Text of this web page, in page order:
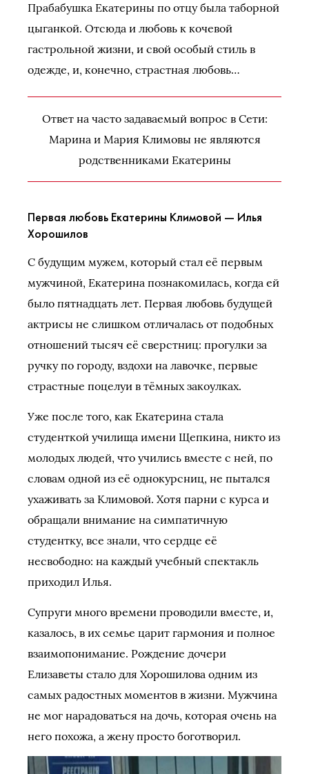
Прабабушка Екатерины по отцу была таборной
цыганкой. Отсюда и любовь к кочевой
гастрольной жизни, и свой особый стиль в
одежде, и, конечно, страстная любовь…
Ответ на часто задаваемый вопрос в Сети:
Марина и Мария Климовы не являются
родственниками Екатерины
Первая любовь Екатерины Климовой — Илья
Хорошилов
С будущим мужем, который стал её первым
мужчиной, Екатерина познакомилась, когда ей
было пятнадцать лет. Первая любовь будущей
актрисы не слишком отличалась от подобных
отношений тысяч её сверстниц: прогулки за
ручку по городу, вздохи на лавочке, первые
страстные поцелуи в тёмных закоулках.
Уже после того, как Екатерина стала
студенткой училища имени Щепкина, никто из
молодых людей, что учились вместе с ней, по
словам одной из её однокурсниц, не пытался
ухаживать за Климовой. Хотя парни с курса и
обращали внимание на симпатичную
студентку, все знали, что сердце её
несвободно: на каждый учебный спектакль
приходил Илья.
Супруги много времени проводили вместе, и,
казалось, в их семье царит гармония и полное
взаимопонимание. Рождение дочери
Елизаветы стало для Хорошилова одним из
самых радостных моментов в жизни. Мужчина
не мог нарадоваться на дочь, которая очень на
него похожа, а жену просто боготворил.